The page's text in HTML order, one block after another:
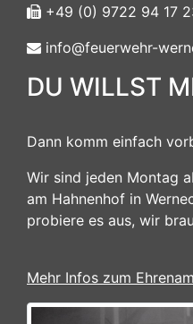
+49 (0) 9722 94 17
info@feuerwehr-
DU WILLST
Dann komm einfach
Wir sind jeden Montag
am Hahnenhof in
probiere es aus, wir
Mehr Infos zum